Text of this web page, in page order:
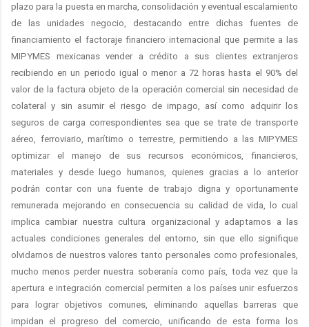
plazo para la puesta en marcha, consolidación y eventual escalamiento
de las unidades negocio, destacando entre dichas fuentes de
financiamiento el factoraje financiero internacional que permite a las
MIPYMES mexicanas vender a crédito a sus clientes extranjeros
recibiendo en un periodo igual o menor a 72 horas hasta el 90% del
valor de la factura objeto de la operación comercial sin necesidad de
colateral y sin asumir el riesgo de impago, así como adquirir los
seguros de carga correspondientes sea que se trate de transporte
aéreo, ferroviario, marítimo o terrestre, permitiendo a las MIPYMES
optimizar el manejo de sus recursos económicos, financieros,
materiales y desde luego humanos, quienes gracias a lo anterior
podrán contar con una fuente de trabajo digna y oportunamente
remunerada mejorando en consecuencia su calidad de vida, lo cual
implica cambiar nuestra cultura organizacional y adaptarnos a las
actuales condiciones generales del entorno, sin que ello signifique
olvidarnos de nuestros valores tanto personales como profesionales,
mucho menos perder nuestra soberanía como país, toda vez que la
apertura e integración comercial permiten a los países unir esfuerzos
para lograr objetivos comunes, eliminando aquellas barreras que
impidan el progreso del comercio, unificando de esta forma los